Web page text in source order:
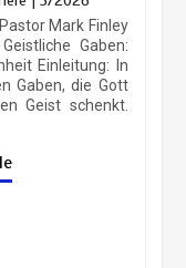
Pastor Mark Finley
Geistliche Gaben:
Einleitung: In
Gaben, die Gott
Geist schenkt.
3: Einheit in
|
Minuten
Pastor Mark
Die Botschaft